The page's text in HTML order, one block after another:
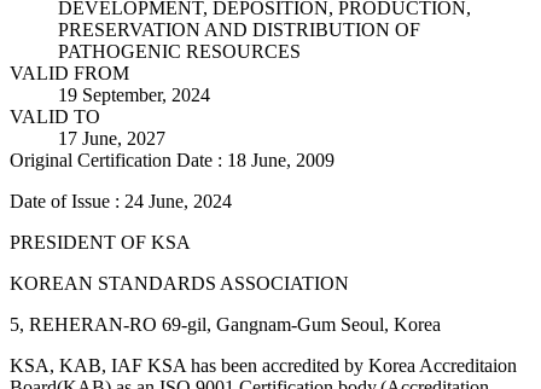
DEVELOPMENT, DEPOSITION, PRODUCTION,
PRESERVATION AND DISTRIBUTION OF
PATHOGENIC RESOURCES
VALID FROM
19 September, 2024
VALID TO
17 June, 2027
Original Certification Date : 18 June, 2009
Date of Issue : 24 June, 2024
PRESIDENT OF KSA
KOREAN STANDARDS ASSOCIATION
5, REHERAN-RO 69-gil, Gangnam-Gum Seoul, Korea
KSA, KAB, IAF KSA has been accredited by Korea Accreditaion